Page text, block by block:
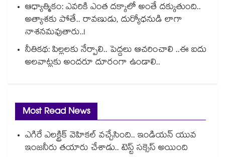
ఆధ్యాత్మికం: ఎవరికి ఎంత దక్కాలో అంతే దక్కుతుంది..
అత్యాశకు పోతే.. రావణుడు, దుర్యోధనుడి లాగా
నాశనమవుతారు..!
నీతికథ: పిల్లలకు నేర్పాలి.. పెద్దలు ఆచరించాలి ..ఈ ఐదు
అలవాట్లకు అందరూ దూరంగా ఉండాలి..
Most Read News
ఎగిరే ఎలక్ట్రిక్ వెహికల్ వచ్చేసింది.. ఇండియన్ యువ
ఇంజనీరు తయారు చేశాడు.. టెస్ట్ సక్సెస్ అయింది